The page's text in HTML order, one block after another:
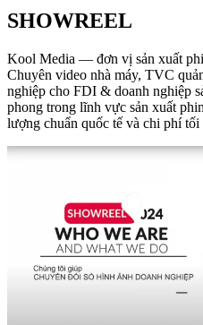
SHOWREEL
Kool Media — đơn vị sản xuất
Chuyên video nhà máy, TVC
nghiệp cho FDI & doanh nghiệp
phong trong lĩnh vực sản xuất
lượng chuẩn quốc tế và chi phí tối